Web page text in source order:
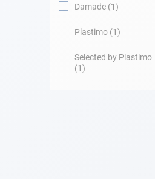
Damade 1
Plastimo 1
Selected by Plastimo
1